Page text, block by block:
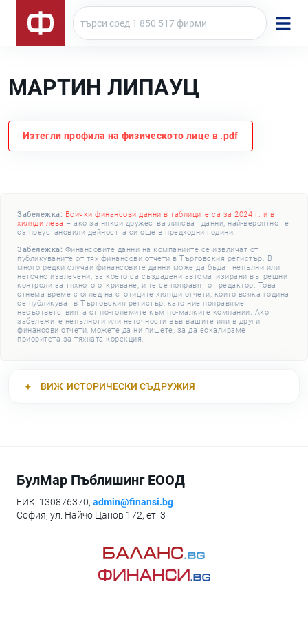
МАРТИН ЛИПАУЦ
Изтегли профила на физическото лице в .pdf
Забележка: Всички финансови данни в таблиците са за 2024 г. и в
хиляди лева – ако за някои дружества липсват данни, най-вероятно те
са преустановили дейността си още в предходни години.
Забележка: Финансовите данни на компаниите се извличат от
публикуваните от тях финансови отчети в Търговския регистър. В
много редки случаи финансовите данни може да бъдат непълни или
неточно извлечени, за което са създадени автоматизирани вътрешни
контроли за тяхното откриване, и те се поправят от редактор. Това
отнема време с оглед на стотиците хиляди отчети, които всяка година
се публикуват в Търговския регистър, като ние поправяме
несъответствията от по-големите към по-малките компании. Ако
забележите непълноти или неточности във вашите или в други
финансови отчети, можете да ни пишете, за да ескалираме
приоритета за тяхната корекция.
ВИЖ ИСТОРИЧЕСКИ СЪДРУЖИЯ
БулМар Пъблишинг ЕООД
ЕИК: 130876370, admin@finansi.bg
София, ул. Найчо Цанов 172, ет. 3